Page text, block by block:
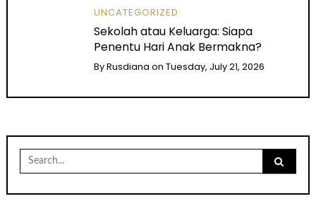
UNCATEGORIZED
Sekolah atau Keluarga: Siapa
Penentu Hari Anak Bermakna?
ByRusdiana onTuesday, July 21, 2026
Search
for: